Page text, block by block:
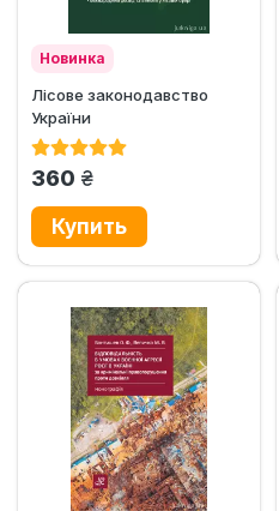
Новинка
Лісове законодавство
України
360 грн.